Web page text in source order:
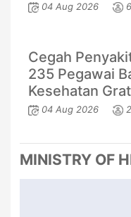
04 Aug 2026
Cegah
235 Pegawai
Kesehatan
04 Aug 2026
MINISTRY OF